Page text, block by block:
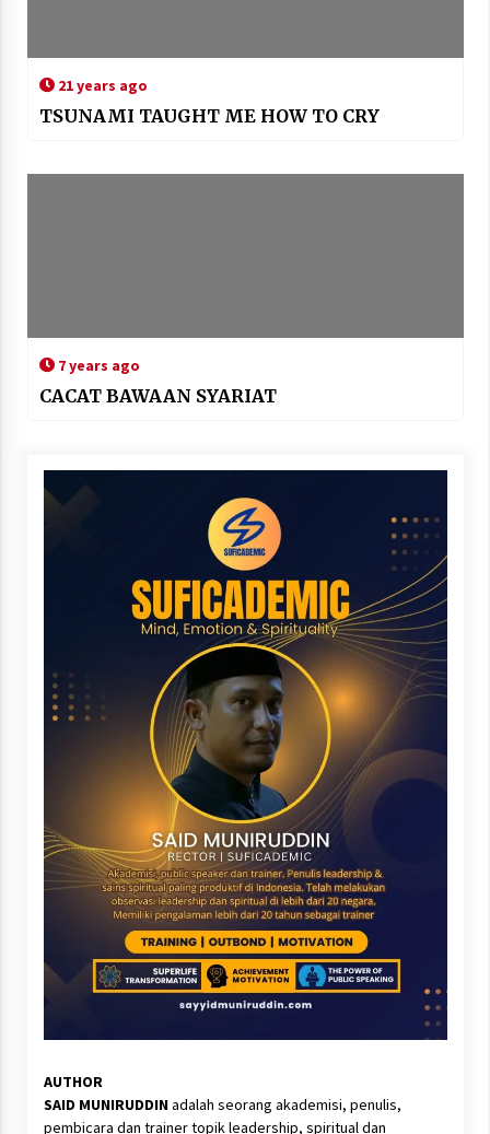
21 years ago
TSUNAMI TAUGHT ME HOW TO CRY
7 years ago
CACAT BAWAAN SYARIAT
AUTHOR
SAID MUNIRUDDINadalah seorang akademisi, penulis,
pembicara dan trainer topik leadership, spiritual dan